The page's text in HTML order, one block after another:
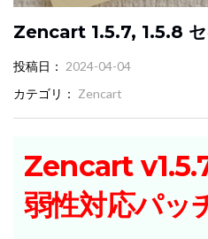
Zencart 1.5.7, 1.5.8 セ
投稿日
2024-04-04
カテゴリ
Zencart
Zencart
弱性対応パッ